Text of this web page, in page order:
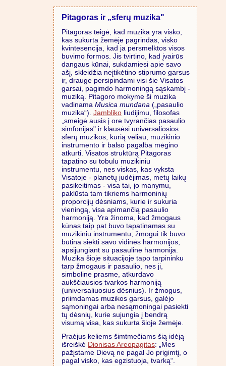
Pitagoras ir „sferų muzika"
Pitagoras teigė, kad muzika yra visko,
kas sukurta žemėje pagrindas, visko
kvintesencija, kad ja persmelktos visos
buvimo formos. Jis tvirtino, kad įvairūs
dangaus kūnai, sukdamiesi apie savo
ašį, skleidžia neįtikėtino stiprumo garsus
ir, drauge persipindami visi šie Visatos
garsai, pagimdo harmoningą sąskambį -
muziką. Pitagoro mokyme ši muzika
vadinama Musica mundana („pasaulio
muzika“). Jambliko liudijimu, filosofas
„smeigė ausis į ore tvyrančias pasaulio
simfonijas" ir klausėsi universaliosios
sferų muzikos, kurią vėliau, muzikinio
instrumento ir balso pagalba mėgino
atkurti. Visatos struktūrą Pitagoras
tapatino su tobulu muzikiniu
instrumentu, nes viskas, kas vyksta
Visatoje - planetų judėjimas, metų laikų
pasikeitimas - visa tai, jo manymu,
paklūsta tam tikriems harmoninių
proporcijų dėsniams, kurie ir sukuria
vieningą, visa apimančią pasaulio
harmoniją. Yra žinoma, kad žmogaus
kūnas taip pat buvo tapatinamas su
muzikiniu instrumentu; žmogui tik buvo
būtina siekti savo vidinės harmonijos,
apsijungiant su pasauline harmonija.
Muzika šioje situacijoje tapo tarpininku
tarp žmogaus ir pasaulio, nes ji,
simboline prasme, atkurdavo
aukščiausios tvarkos harmoniją
(universaliuosius dėsnius). Ir žmogus,
priimdamas muzikos garsus, galėjo
sąmoningai arba nesąmoningai pasiekti
tų dėsnių, kurie sujungia į bendrą
visumą visa, kas sukurta šioje žemėje.
Praėjus keliems šimtmečiams šią idėją
išreiškė Dionisas Areopagitas: „Mes
pažįstame Dievą ne pagal Jo prigimtį, o
pagal visko, kas egzistuoja, tvarką“.